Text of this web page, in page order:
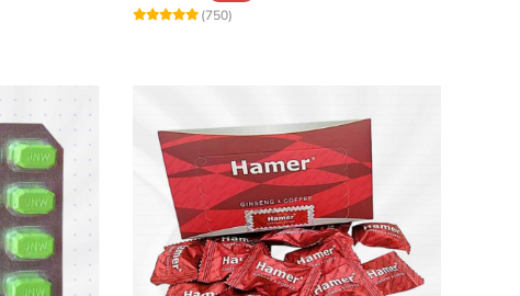
Rất hài lòng về chất lượng sản phẩm."
hệ. Tôi rất tin tưởng và tiếp tục sử dụng."
(750)